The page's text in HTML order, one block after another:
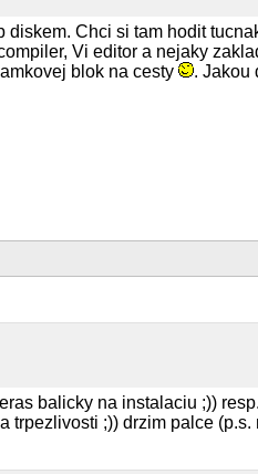
diskem. Chci si tam hodit
Vi editor a nejaky
blok na cesty
. Jakou
balicky na instalaciu ;))
trpezlivosti ;)) drzim palce (p.s.